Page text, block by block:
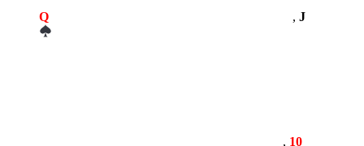
Q , J
, 10